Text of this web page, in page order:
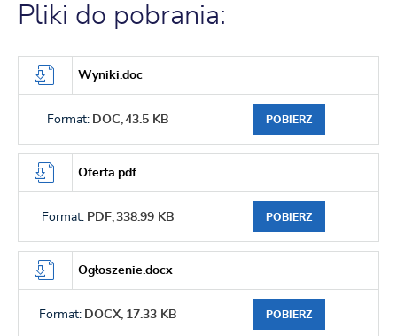
Pliki do pobrania:
Wyniki.doc
Format: DOC, 43.5 KB POBIERZ
Oferta.pdf
Format: PDF, 338.99 KB POBIERZ
Ogłoszenie.docx
Format: DOCX, 17.33 KB POBIERZ